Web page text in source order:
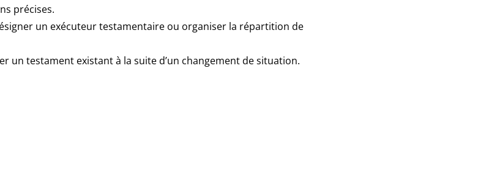
précises.
un exécuteur testamentaire ou organiser la répartition de
un testament existant à la suite d’un changement de situation.